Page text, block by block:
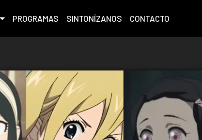
PROGRAMAS SINTONÍZANOS CONTACTO